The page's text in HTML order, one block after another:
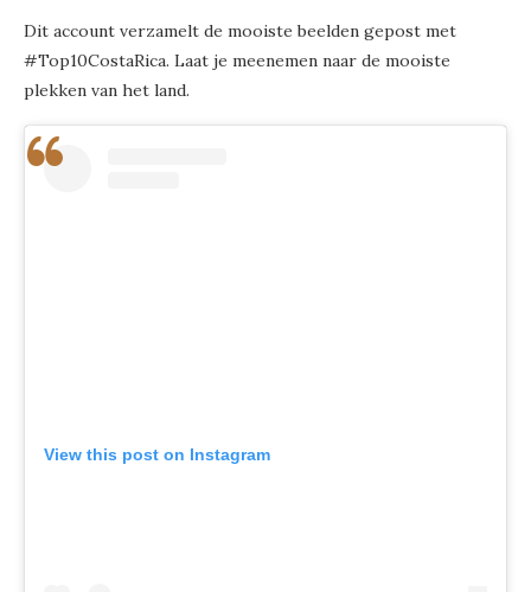
Dit account verzamelt de mooiste beelden gepost met
#Top10CostaRica. Laat je meenemen naar de mooiste
plekken van het land.
View this post on Instagram